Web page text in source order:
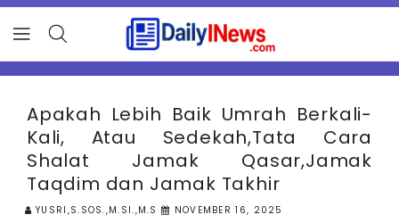
Apakah Lebih Baik Umrah Berkali-
Kali, Atau Sedekah,Tata Cara
Shalat Jamak Qasar,Jamak
Taqdim dan Jamak Takhir
YUSRI,S.SOS.,M.SI.,M.S NOVEMBER 16, 2025